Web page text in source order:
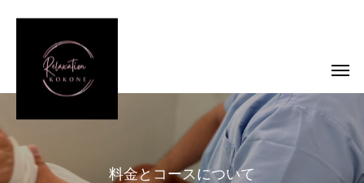
料金とコースについて